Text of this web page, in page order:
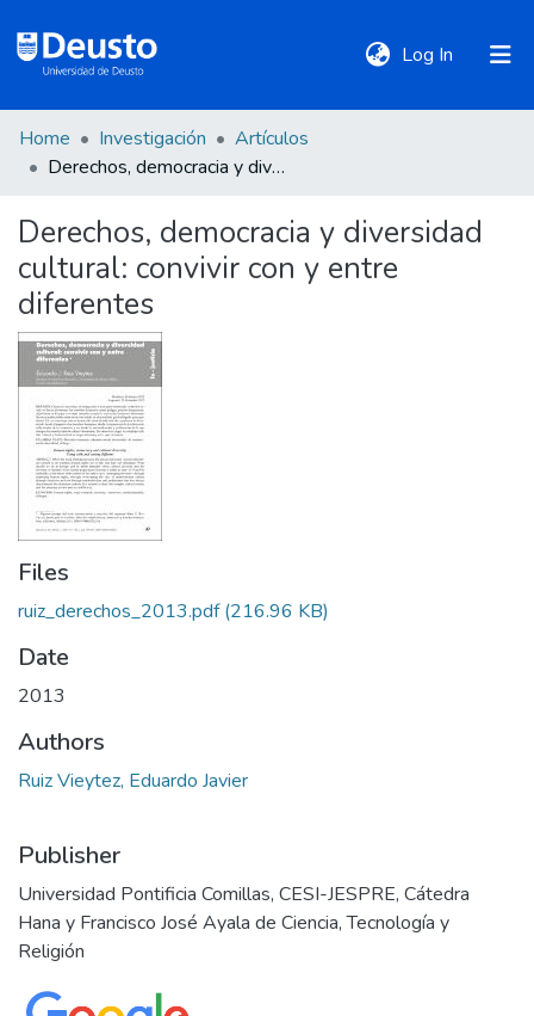
Log In (current)
DeustoTeka
Communities
&
Collections
All of DSpace
Statistics
Policies
Home Investigación
Artículos
Derechos, democracia y diversidad cultural: convivir con y entre diferentes
Derechos, democracia y diversidad
cultural: convivir con y entre
diferentes
Files
ruiz_derechos_2013.pdf(216.96 KB)
Date
2013
Authors
Ruiz Vieytez, Eduardo Javier
Publisher
Universidad Pontificia Comillas, CESI-JESPRE, Cátedra
Hana y Francisco José Ayala de Ciencia, Tecnología y
Religión